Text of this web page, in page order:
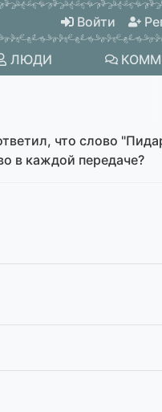
Войти
ЛЮДИ
что слово
в каждой передаче?